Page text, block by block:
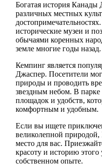
Богатая история Канады
различных местных
исторические музеи и
обычаями коренных
земле многие годы назад.
Кемпинг является
Джаспер. Посетители
природы и проводить
звездным небом. В
площадок и удобств,
комфортным и удобным.
Если вы ищете
великолепной
место для вас.
красоту и историю этого
собственном опыте.